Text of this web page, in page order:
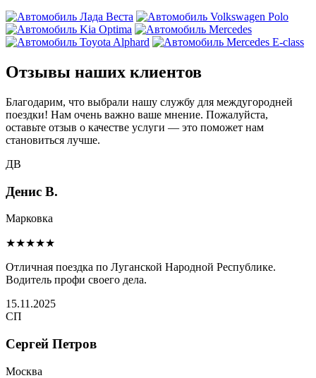
Отзывы наших клиентов
Благодарим, что выбрали нашу службу для междугородней
поездки! Нам очень важно ваше мнение. Пожалуйста,
оставьте отзыв о качестве услуги — это поможет нам
становиться лучше.
ДВ
Денис В.
Марковка
★★★★★
Отличная поездка по Луганской Народной Республике.
Водитель профи своего дела.
15.11.2025
СП
Сергей Петров
Москва